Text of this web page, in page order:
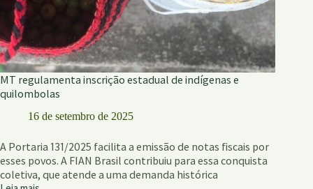
MT regulamenta inscrição estadual de indígenas e
quilombolas
16 de setembro de 2025
A Portaria 131/2025 facilita a emissão de notas fiscais por
esses povos. A FIAN Brasil contribuiu para essa conquista
coletiva, que atende a uma demanda histórica